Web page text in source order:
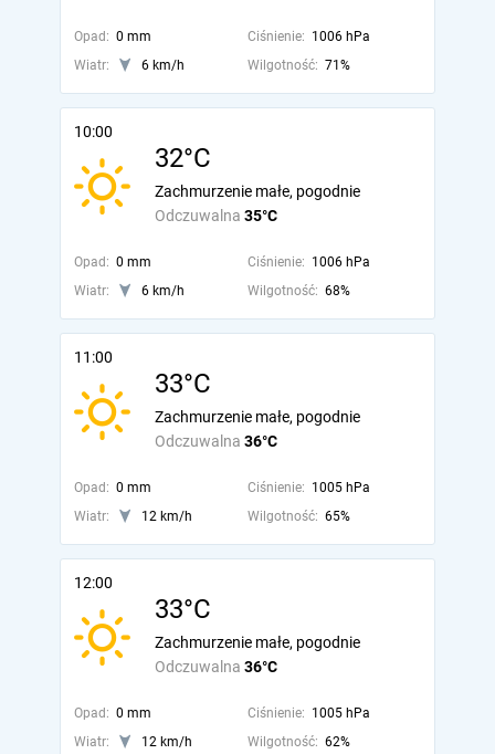
Opad: 0 mm Ciśnienie: 1006 hPa
Wiatr:
6 km/h Wilgotność: 71%
10:00
32°C
Odczuwalna 35°C
Zachmurzenie małe, pogodnie
Opad: 0 mm Ciśnienie: 1006 hPa
Wiatr:
6 km/h Wilgotność: 68%
11:00
33°C
Odczuwalna 36°C
Zachmurzenie małe, pogodnie
Opad: 0 mm Ciśnienie: 1005 hPa
Wiatr:
12 km/h Wilgotność: 65%
12:00
33°C
Odczuwalna 36°C
Zachmurzenie małe, pogodnie
Opad: 0 mm Ciśnienie: 1005 hPa
Wiatr:
12 km/h Wilgotność: 62%